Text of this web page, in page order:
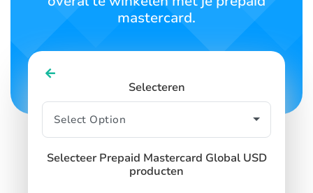
mastercard.
Selecteren
Selecteer Prepaid Mastercard Global USD
producten